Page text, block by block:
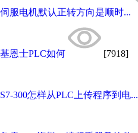
伺服电机默认正转方向是顺时...
基恩士PLC如何 [7918]
S7-300怎样从PLC上传程序到电...